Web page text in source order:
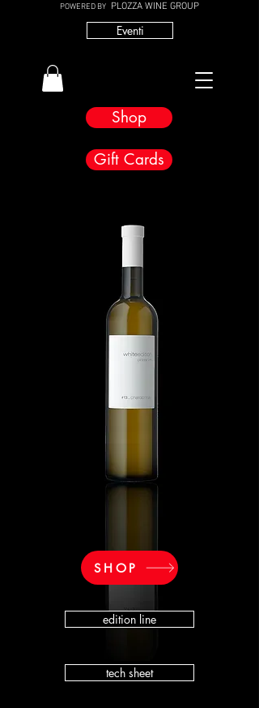
Shop
POWERED BY PLOZZA WINE GROUP
Gift Cards
Eventi
edition line
SHOP
tech sheet